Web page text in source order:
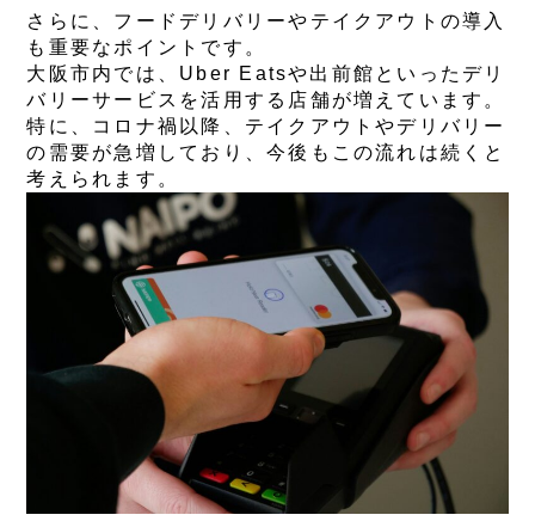
さらに、フードデリバリーやテイクアウトの導入
も重要なポイントです。
大阪市内では、Uber Eatsや出前館といったデリ
バリーサービスを活用する店舗が増えています。
特に、コロナ禍以降、テイクアウトやデリバリー
の需要が急増しており、今後もこの流れは続くと
考えられます。